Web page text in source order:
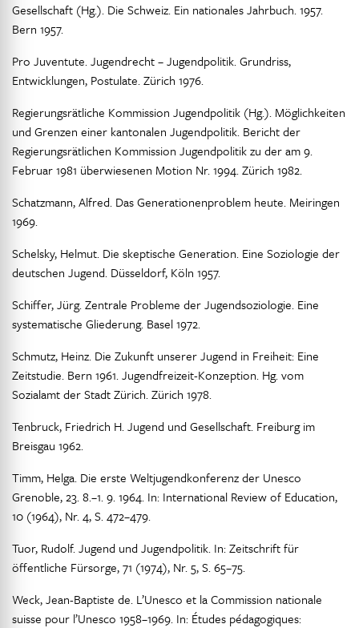
Gesellschaft (Hg.). Die Schweiz. Ein nationales Jahrbuch. 1957.
Bern 1957.
Pro Juventute. Jugendrecht – Jugendpolitik. Grundriss,
Entwicklungen, Postulate. Zürich 1976.
Regierungsrätliche Kommission Jugendpolitik (Hg.). Möglichkeiten
und Grenzen einer kantonalen Jugendpolitik. Bericht der
Regierungsrätlichen Kommission Jugendpolitik zu der am 9.
Februar 1981 überwiesenen Motion Nr. 1994. Zürich 1982.
Schatzmann, Alfred. Das Generationenproblem heute. Meiringen
1969.
Schelsky, Helmut. Die skeptische Generation. Eine Soziologie der
deutschen Jugend. Düsseldorf, Köln 1957.
Schiffer, Jürg. Zentrale Probleme der Jugendsoziologie. Eine
systematische Gliederung. Basel 1972.
Schmutz, Heinz. Die Zukunft unserer Jugend in Freiheit: Eine
Zeitstudie. Bern 1961. Jugendfreizeit-Konzeption. Hg. vom
Sozialamt der Stadt Zürich. Zürich 1978.
Tenbruck, Friedrich H. Jugend und Gesellschaft. Freiburg im
Breisgau 1962.
Timm, Helga. Die erste Weltjugendkonferenz der Unesco
Grenoble, 23. 8.–1. 9. 1964. In: International Review of Education,
10 (1964), Nr. 4, S. 472–479.
Tuor, Rudolf. Jugend und Jugendpolitik. In: Zeitschrift für
öffentliche Fürsorge, 71 (1974), Nr. 5, S. 65–75.
Weck, Jean-Baptiste de. L’Unesco et la Commission nationale
suisse pour l’Unesco 1958–1969. In: Études pédagogiques: